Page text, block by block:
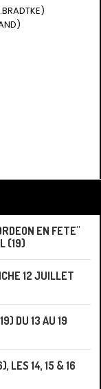
EN FETE"
(19)
12 JUILLET
DU 13 AU 19
LES 14, 15 & 16